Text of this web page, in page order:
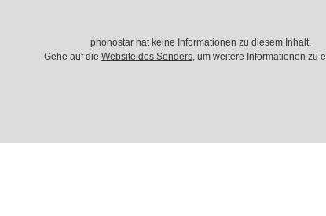
phonostar hat keine Informationen zu diesem Inhalt.
Gehe auf die Website des Senders, um weitere Informationen zu